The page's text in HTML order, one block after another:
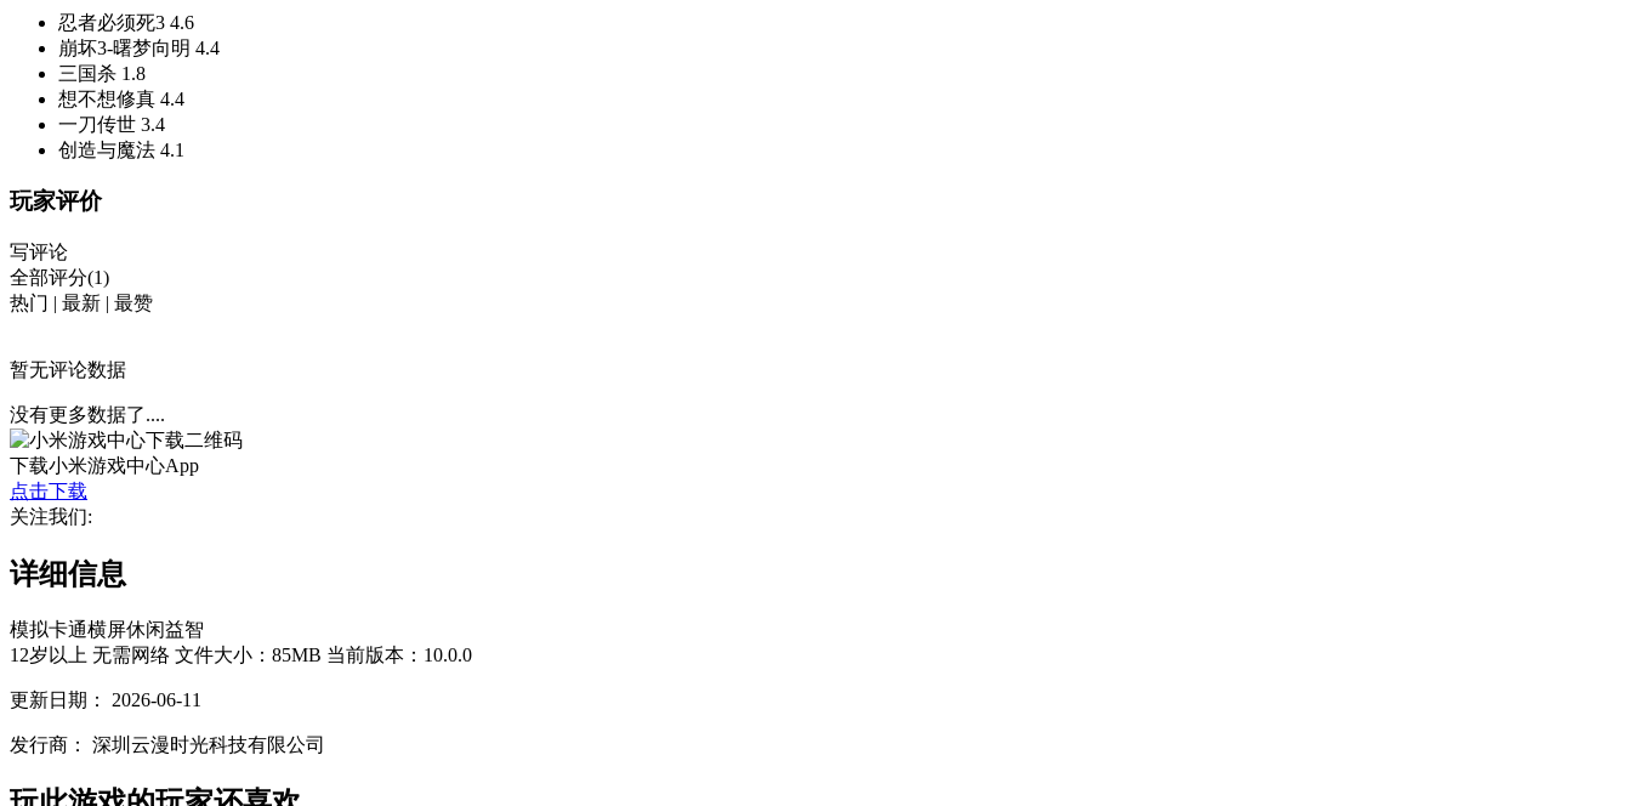
忍者必须死3 4.6
崩坏3-曙梦向明 4.4
三国杀 1.8
想不想修真 4.4
一刀传世 3.4
创造与魔法 4.1
玩家评价
写评论
全部评分(1)
热门 | 最新 | 最赞
暂无评论数据
没有更多数据了....
下载小米游戏中心App
点击下载
关注我们:
详细信息
模拟卡通横屏休闲益智
12岁以上 无需网络 文件大小：85MB 当前版本：10.0.0
更新日期： 2026-06-11
发行商： 深圳云漫时光科技有限公司